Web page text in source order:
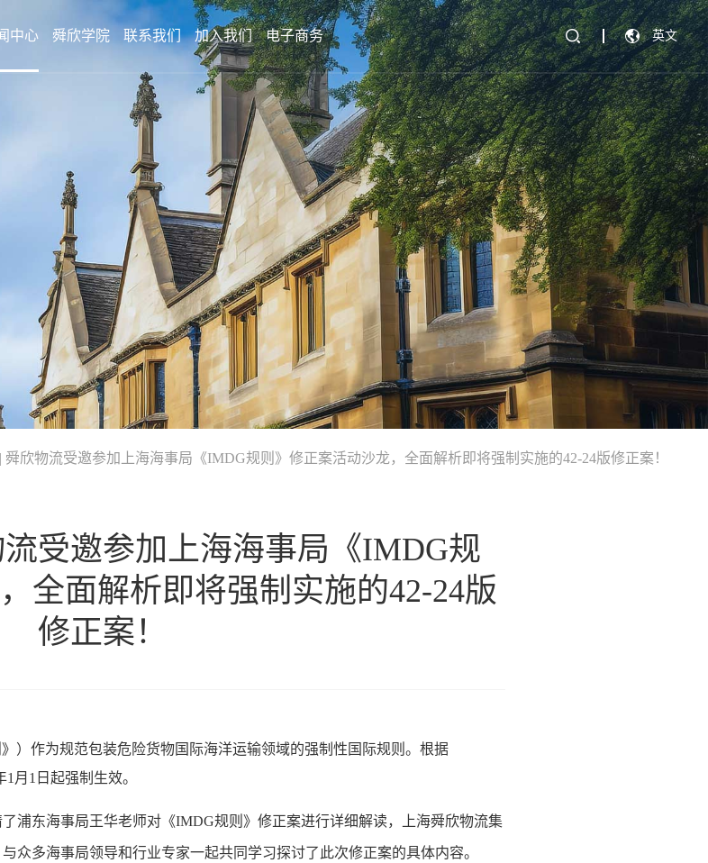
中心 舜欣学院 联系我们 加入我们 电子商务 英文
舜欣物流受邀参加上海海事局《IMDG规则》修正案活动沙龙，全面解析即将强制实施的42-24版修正案！
受邀参加上海海事局《IMDG规
全面解析即将强制实施的42-24版
修正案！
）作为规范包装危险货物国际海洋运输领域的强制性国际规则。根据
月1日起强制生效。
浦东海事局王华老师对《IMDG规则》修正案进行详细解读，上海舜欣物流集
众多海事局领导和行业专家一起共同学习探讨了此次修正案的具体内容。